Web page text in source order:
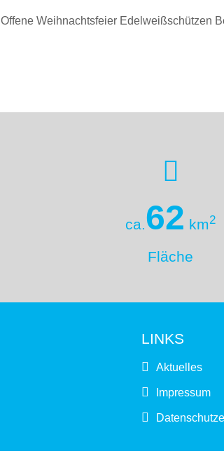
Offene Weihnachtsfeier Edelweißschützen
ca.62 km2
Fläche
LINKS
Aktuelles
Impressum